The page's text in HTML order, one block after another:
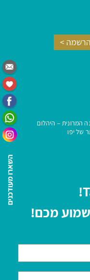
השארו מעודכנים
המרונית – היהלום
של יפו
מכם!